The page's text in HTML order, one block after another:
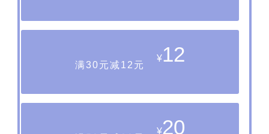
满30元减12元
¥12
¥20